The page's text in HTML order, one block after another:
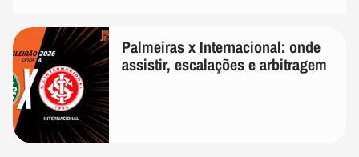
Palmeiras x Internacional: onde
assistir, escalações e arbitragem